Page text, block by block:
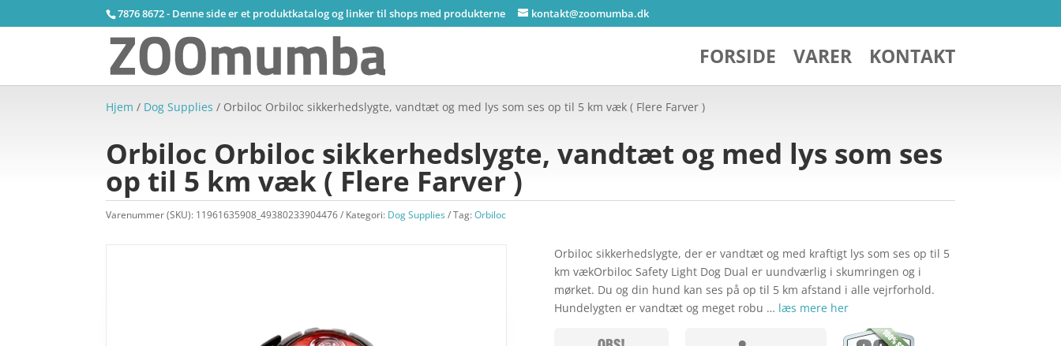
7876 8672 - Denne side er et produktkatalog og linker til shops med produkterne kontakt@zoomumba.dk
FORSIDE VARER KONTAKT
Hjem / Dog Supplies / Orbiloc Orbiloc sikkerhedslygte, vandtæt og med lys som ses op til 5 km væk ( Flere Farver )
Orbiloc Orbiloc sikkerhedslygte, vandtæt og med lys som ses
op til 5 km væk ( Flere Farver )
Varenummer (SKU): 11961635908_49380233904476 Kategori: Dog Supplies Tag:Orbiloc
Orbiloc sikkerhedslygte, der er vandtæt og med kraftigt lys som ses op til 5
km vækOrbiloc Safety Light Dog Dual er uundværlig i skumringen og i
mørket. Du og din hund kan ses på op til 5 km afstand i alle vejrforhold.
Hundelygten er vandtæt og meget robu … læs mere her